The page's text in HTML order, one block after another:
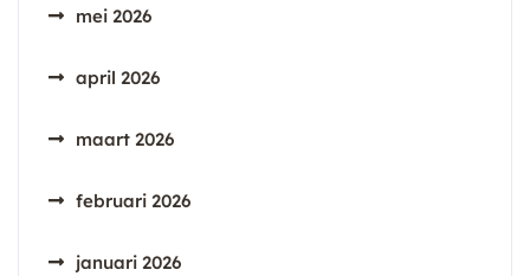
mei 2026
april 2026
maart 2026
februari 2026
januari 2026